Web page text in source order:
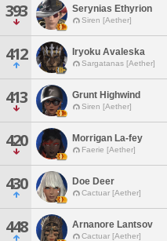
393 Serynias Ethyrion
Siren [Aether]
412 Iryoku Avaleska
Sargatanas [Aether]
413 Grunt Highwind
Siren [Aether]
420 Morrigan La-fey
Faerie [Aether]
430 Doe Deer
Cactuar [Aether]
448 Arnanore Lantsov
Cactuar [Aether]